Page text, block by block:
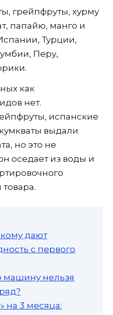
грейпфруты, хурму
папайю, манго и
Турции,
Перу,
как
нет.
испанские
выдали
но это не
оседает из воды и
дают
с первого
машину нельзя
на 3 месяца: